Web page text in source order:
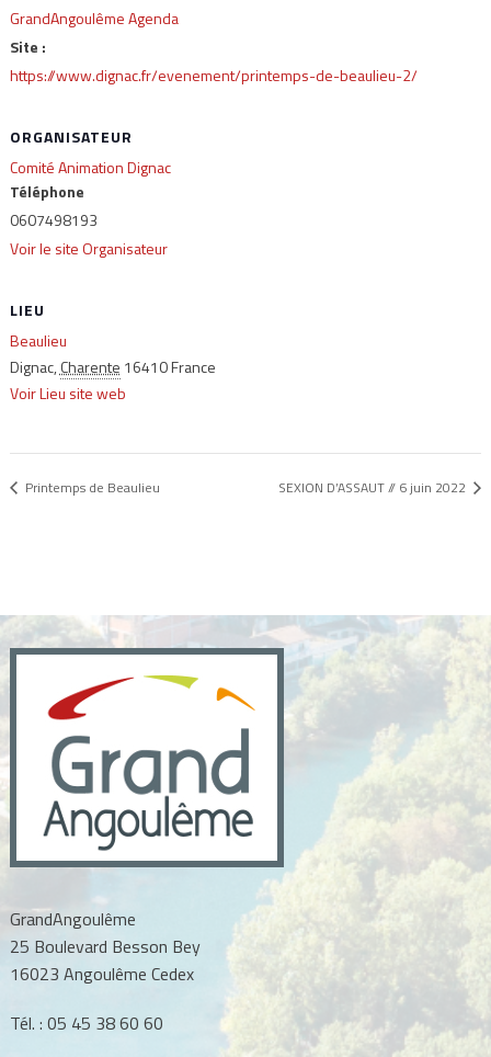
GrandAngoulême Agenda
Site :
https://www.dignac.fr/evenement/printemps-de-beaulieu-2/
LIEU
Beaulieu
Dignac,Charente 16410France
Voir Lieu site web
ORGANISATEUR
Comité Animation Dignac
Téléphone
0607498193
Voir le site Organisateur
Printemps de Beaulieu SEXION D’ASSAUT // 6 juin 2022
GrandAngoulême
25 Boulevard Besson Bey
16023 Angoulême Cedex
Tél. : 05 45 38 60 60